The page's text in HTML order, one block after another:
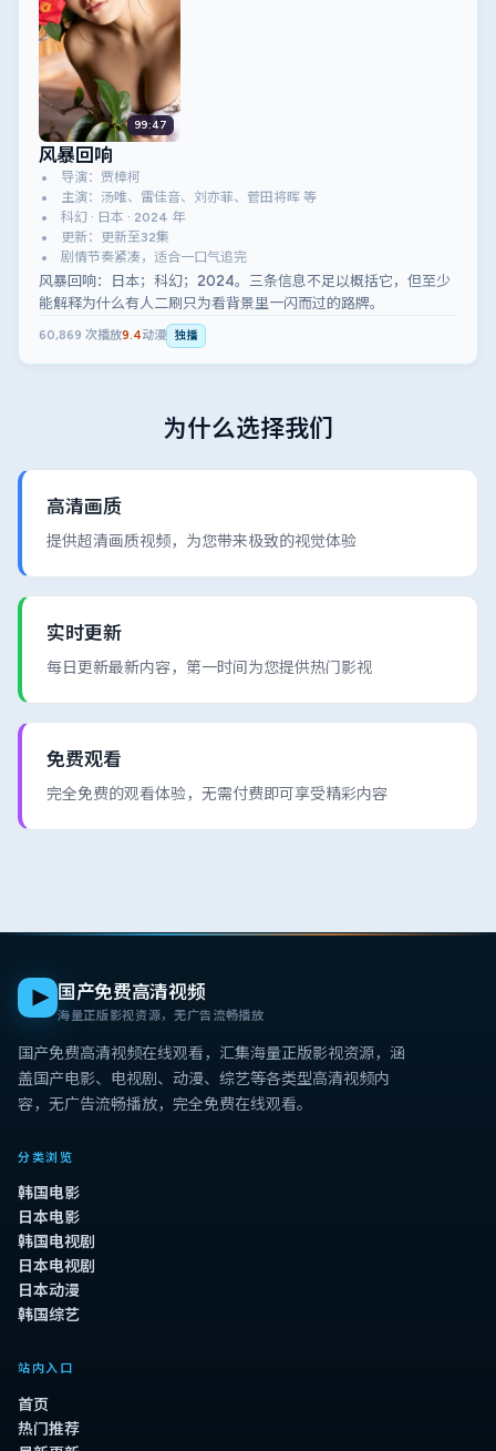
99:47
风暴回响
导演：贾樟柯
主演：汤唯、雷佳音、刘亦菲、菅田将晖 等
科幻 · 日本 · 2024 年
更新：更新至32集
剧情节奏紧凑，适合一口气追完
风暴回响：日本；科幻；2024。三条信息不足以概括它，但至少
能解释为什么有人二刷只为看背景里一闪而过的路牌。
60,869 次播放9.4动漫 独播
为什么选择我们
高清画质
提供超清画质视频，为您带来极致的视觉体验
实时更新
每日更新最新内容，第一时间为您提供热门影视
免费观看
完全免费的观看体验，无需付费即可享受精彩内容
国产免费高清视频
海量正版影视资源，无广告流畅播放
国产免费高清视频在线观看 ，汇集海量正版影视资源，涵
盖国产电影、电视剧、动漫、综艺等各类型高清视频内
容，无广告流畅播放，完全免费在线观看。
分类浏览
韩国电影
日本电影
韩国电视剧
日本电视剧
日本动漫
韩国综艺
站内入口
首页
热门推荐